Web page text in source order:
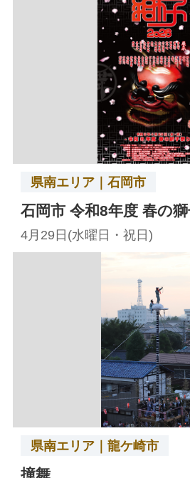
県南エリア｜石岡市
石岡市 令和8年度 春の獅
4月29日(水曜日・祝日)
県南エリア｜龍ケ崎市
撞舞